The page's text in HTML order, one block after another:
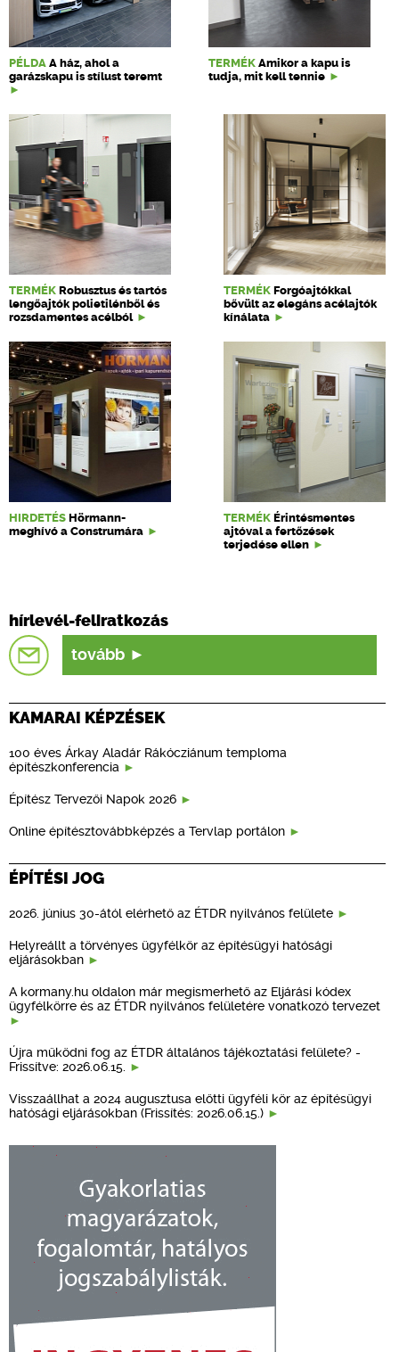
PÉLDA A ház, ahol a
garázskapu is stílust teremt
TERMÉK Amikor a kapu is
tudja, mit kell tennie
TERMÉK Robusztus és tartós
lengőajtók polietilénből és
rozsdamentes acélból
TERMÉK Forgóajtókkal
bővült az elegáns acélajtók
kínálata
HIRDETÉS Hörmann-
meghívó a Construmára
TERMÉK Érintésmentes
ajtóval a fertőzések
terjedése ellen
hírlevél-feliratkozás
tovább
KAMARAI KÉPZÉSEK
100 éves Árkay Aladár Rákócziánum temploma
építészkonferencia
Építész Tervezői Napok 2026
Online építésztovábbképzés a Tervlap portálon
ÉPÍTÉSI JOG
2026. június 30-ától elérhető az ÉTDR nyilvános felülete
Helyreállt a törvényes ügyfélkör az építésügyi hatósági
eljárásokban
A kormany.hu oldalon már megismerhető az Eljárási kódex
ügyfélkörre és az ÉTDR nyilvános felületére vonatkozó tervezet
Újra működni fog az ÉTDR általános tájékoztatási felülete? -
Frissítve: 2026.06.15.
Visszaállhat a 2024 augusztusa előtti ügyféli kör az építésügyi
hatósági eljárásokban (Frissítés: 2026.06.15.)